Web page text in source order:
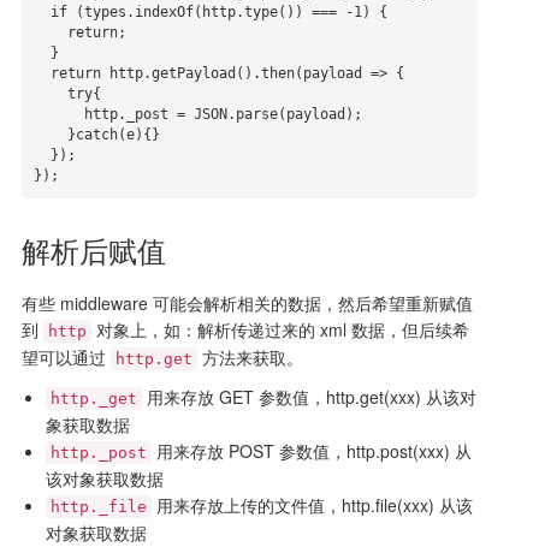
});
解析后赋值
有些 middleware 可能会解析相关的数据，然后希望重新赋值
到
http 对象上，如：解析传递过来的 xml 数据，但后续希
望可以通过
http.get 方法来获取。
http._get
用来存放 GET 参数值，http.get(xxx) 从该对
象获取数据
http._post
用来存放 POST 参数值，http.post(xxx) 从
该对象获取数据
http._file
用来存放上传的文件值，http.file(xxx) 从该
对象获取数据